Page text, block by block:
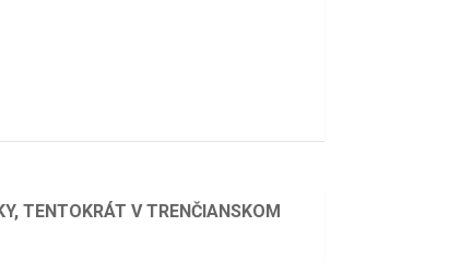
TENTOKRÁT V TRENČIANSKOM